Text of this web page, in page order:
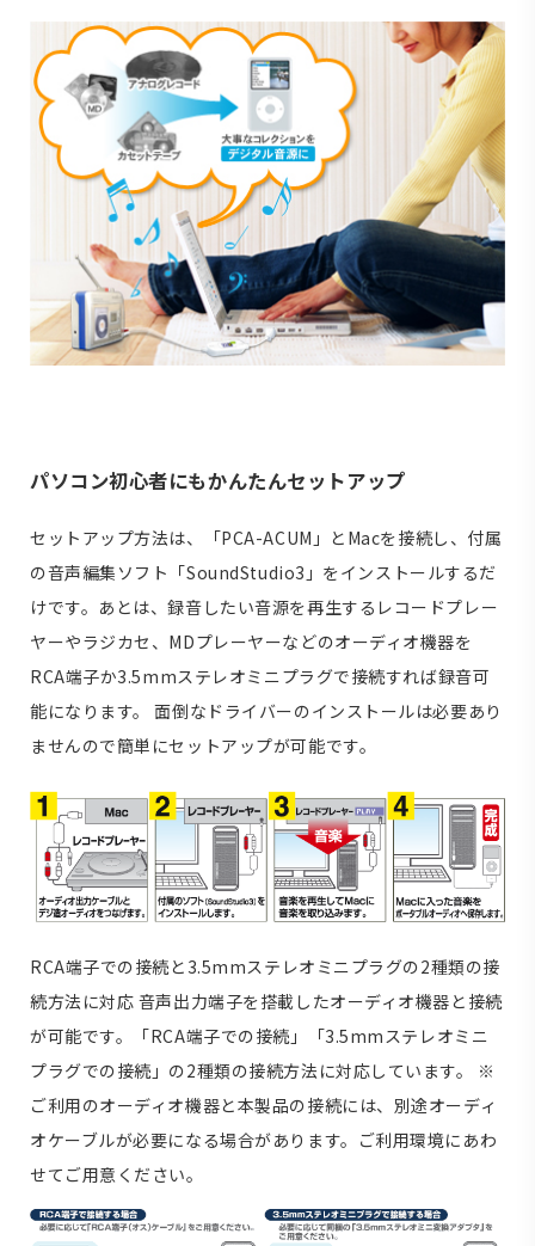
パソコン初心者にもかんたんセットアップ
セットアップ方法は、「PCA-ACUM」とMacを接続し、付属
の音声編集ソフト「SoundStudio3」をインストールするだ
けです。あとは、録音したい音源を再生するレコードプレー
ヤーやラジカセ、MDプレーヤーなどのオーディオ機器を
RCA端子か3.5mmステレオミニプラグで接続すれば録音可
能になります。 面倒なドライバーのインストールは必要あり
ませんので簡単にセットアップが可能です。
RCA端子での接続と3.5mmステレオミニプラグの2種類の接
続方法に対応 音声出力端子を搭載したオーディオ機器と接続
が可能です。「RCA端子での接続」「3.5mmステレオミニ
プラグでの接続」の2種類の接続方法に対応しています。 ※
ご利用のオーディオ機器と本製品の接続には、別途オーディ
オケーブルが必要になる場合があります。ご利用環境にあわ
せてご用意ください。